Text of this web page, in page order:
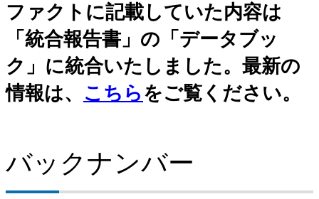
IRカレンダー
IRに関するよくあるご質問
IRサイトの使い方
ファクトに記載していた内容は
「統合報告書」の「データブッ
ク」に統合いたしました。最新の
情報は、 こちら をご覧ください。
バックナンバー